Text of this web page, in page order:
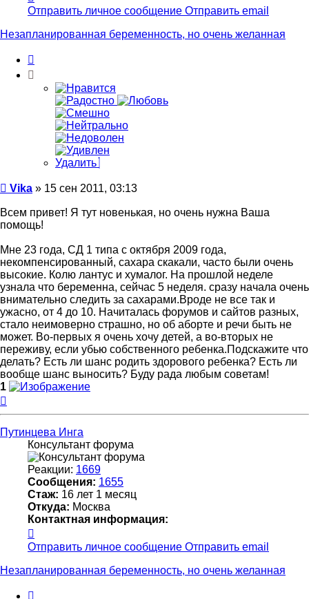
информация
пользователя
Vika
Отправить личное сообщение Отправить email
Незапланированная беременность, но очень желанная
Удалить
Сообщение
Vika » 15 сен 2011, 03:13
Всем привет! Я тут новенькая, но очень нужна Ваша
помощь!
Мне 23 года, СД 1 типа с октября 2009 года,
некомпенсированный, сахара скакали, часто были очень
высокие. Колю лантус и хумалог. На прошлой неделе
узнала что беременна, сейчас 5 неделя. сразу начала очень
внимательно следить за сахарами.Вроде не все так и
ужасно, от 4 до 10. Начиталась форумов и сайтов разных,
стало неимоверно страшно, но об аборте и речи быть не
может. Во-первых я очень хочу детей, а во-вторых не
переживу, если убью собственного ребенка.Подскажите что
делать? Есть ли шанс родить здорового ребенка? Есть ли
вообще шанс выносить? Буду рада любым советам!
1
Путинцева Инга
Консультант форума
Реакции: 1669
Сообщения: 1655
Стаж: 16 лет 1 месяц
Откуда: Москва
Контактная информация:
информация
пользователя
Путинцева
Отправить личное сообщение Отправить email
Незапланированная беременность, но очень желанная